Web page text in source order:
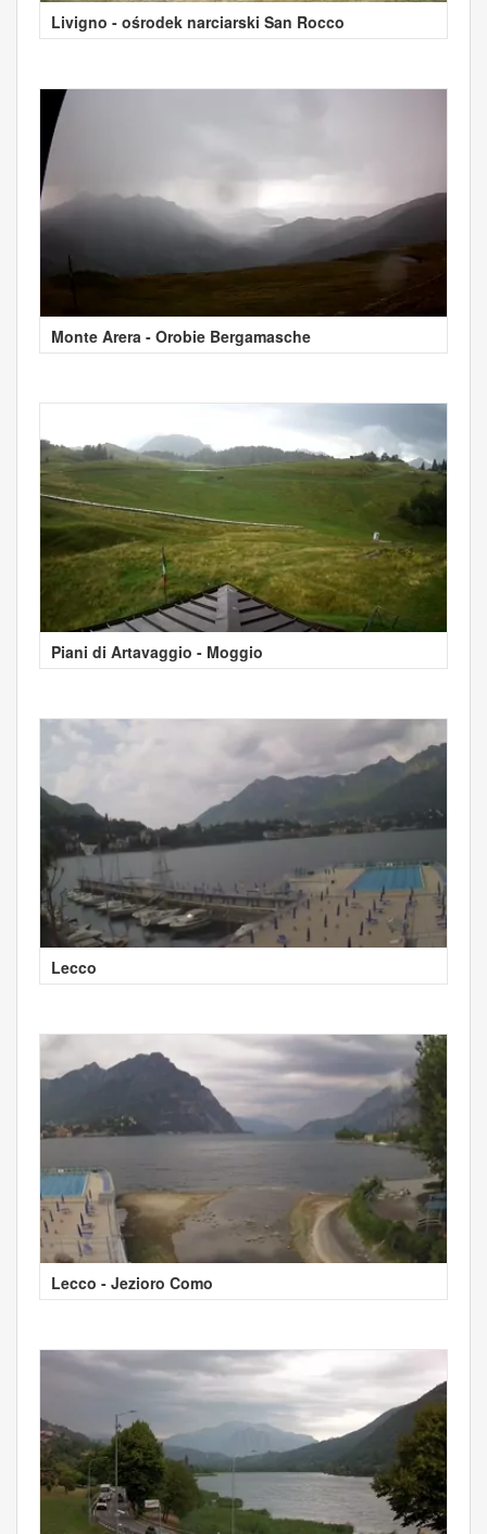
Livigno - ośrodek narciarski San Rocco
Monte Arera - Orobie Bergamasche
Piani di Artavaggio - Moggio
Lecco
Lecco - Jezioro Como